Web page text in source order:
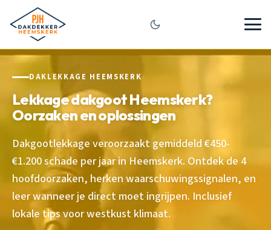
DAKLEKKAGE HEEMSKERK
Lekkage dakgoot Heemskerk?
Oorzaken en oplossingen
Dakgootlekkage veroorzaakt gemiddeld €450-
€1.200 schade per jaar in Heemskerk. Ontdek de 4
hoofdoorzaken, herken waarschuwingssignalen, en
leer wanneer je direct moet ingrijpen. Inclusief
lokale tips voor westkust klimaat.